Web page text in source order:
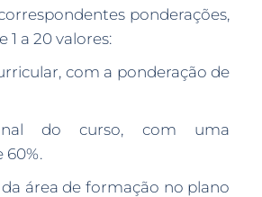
ponderações,
1 a 20 valores:
com a ponderação de
do curso, com uma
60%.
da área de formação no plano